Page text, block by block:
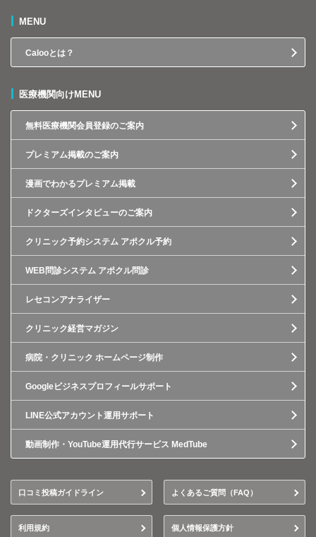
MENU
Calooとは？
医療機関向けMENU
無料医療機関会員登録のご案内
プレミアム掲載のご案内
漫画でわかるプレミアム掲載
ドクターズインタビューのご案内
クリニック予約システム アポクル予約
WEB問診システム アポクル問診
レセコンアナライザー
クリニック経営マガジン
病院・クリニック ホームページ制作
Googleビジネスプロフィールサポート
LINE公式アカウント運用サポート
動画制作・YouTube運用代行サービス MedTube
口コミ投稿ガイドライン よくあるご質問（FAQ）
利用規約 個人情報保護方針